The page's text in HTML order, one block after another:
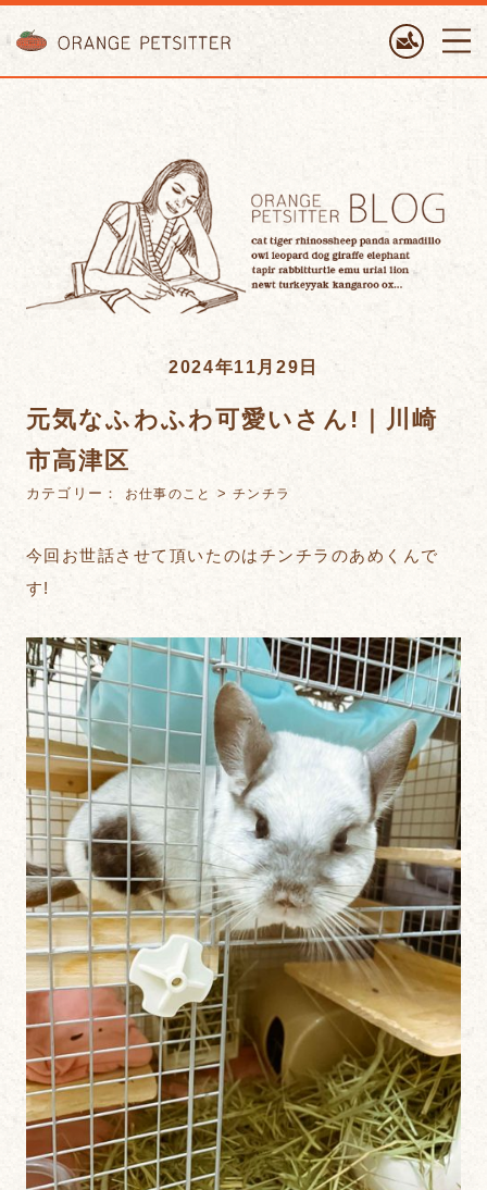
2024年11月29日
元気なふわふわ可愛いさん!｜川崎
市高津区
カテゴリー： お仕事のこと >チンチラ
今回お世話させて頂いたのはチンチラのあめくんで
す!